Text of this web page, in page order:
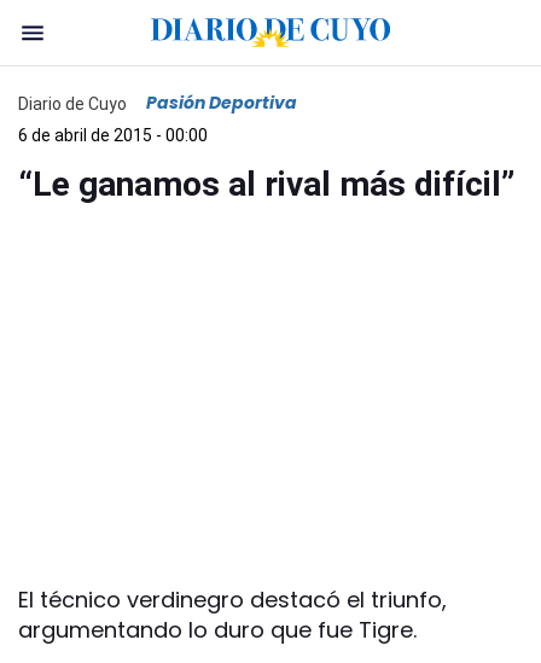
Diario de Cuyo Pasión Deportiva
6 de abril de 2015 - 00:00
“Le ganamos al rival más difícil”
El técnico verdinegro destacó el triunfo,
argumentando lo duro que fue Tigre.